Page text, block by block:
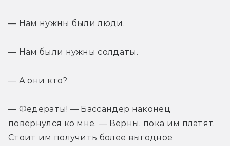
— Нам нужны были люди.
— Нам были нужны солдаты.
— А они кто?
— Федераты! — Бассандер наконец
повернулся ко мне. — Верны, пока им платят.
Стоит им получить более выгодное